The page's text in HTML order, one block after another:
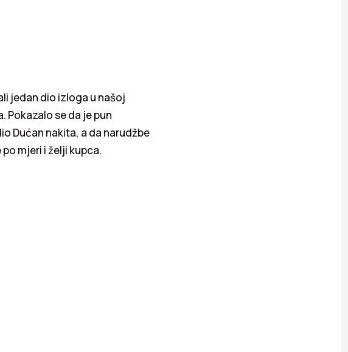
jedan dio izloga u našoj
Pokazalo se da je pun
Dućan nakita, a da narudžbe
mjeri i želji kupca.